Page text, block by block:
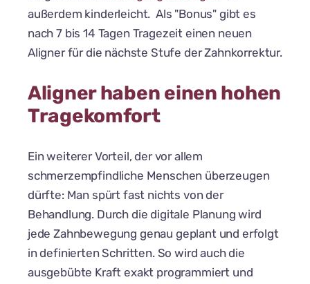
außerdem kinderleicht. Als "Bonus" gibt es
nach 7 bis 14 Tagen Tragezeit einen neuen
Aligner für die nächste Stufe der Zahnkorrektur.
Aligner haben einen hohen
Tragekomfort
Ein weiterer Vorteil, der vor allem
schmerzempfindliche Menschen überzeugen
dürfte: Man spürt fast nichts von der
Behandlung. Durch die digitale Planung wird
jede Zahnbewegung genau geplant und erfolgt
in definierten Schritten. So wird auch die
ausgebübte Kraft exakt programmiert und